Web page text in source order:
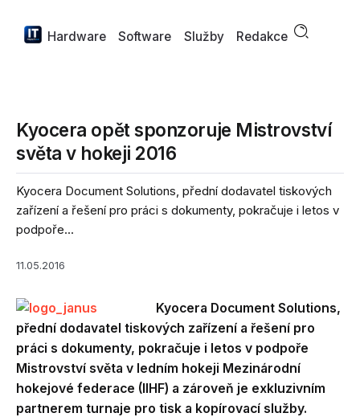
Hardware Software Služby Redakce
Kyocera opět sponzoruje Mistrovství
světa v hokeji 2016
Kyocera Document Solutions, přední dodavatel tiskových
zařízení a řešení pro práci s dokumenty, pokračuje i letos v
podpoře...
11.05.2016
Kyocera Document Solutions,
přední dodavatel tiskových zařízení a řešení pro
práci s dokumenty, pokračuje i letos v podpoře
Mistrovství světa v ledním hokeji Mezinárodní
hokejové federace (IIHF) a zároveň je exkluzivním
partnerem turnaje pro tisk a kopírovací služby.